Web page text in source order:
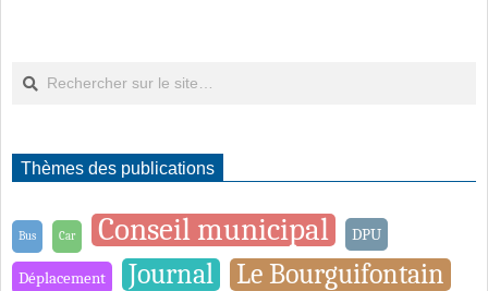
Thèmes des publications
Bus Car Conseil municipal DPU
Déplacement Journal Le Bourguifontain